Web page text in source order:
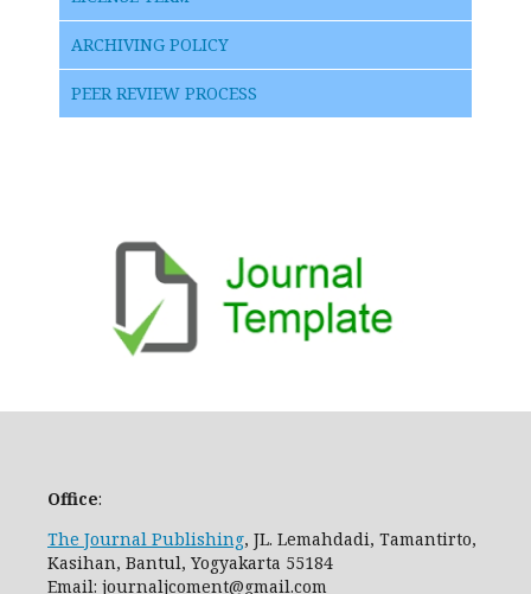
ARCHIVING POLICY
PEER REVIEW PROCESS
Office:
The Journal Publishing, JL. Lemahdadi, Tamantirto,
Kasihan, Bantul, Yogyakarta 55184
Email: journaljcoment@gmail.com